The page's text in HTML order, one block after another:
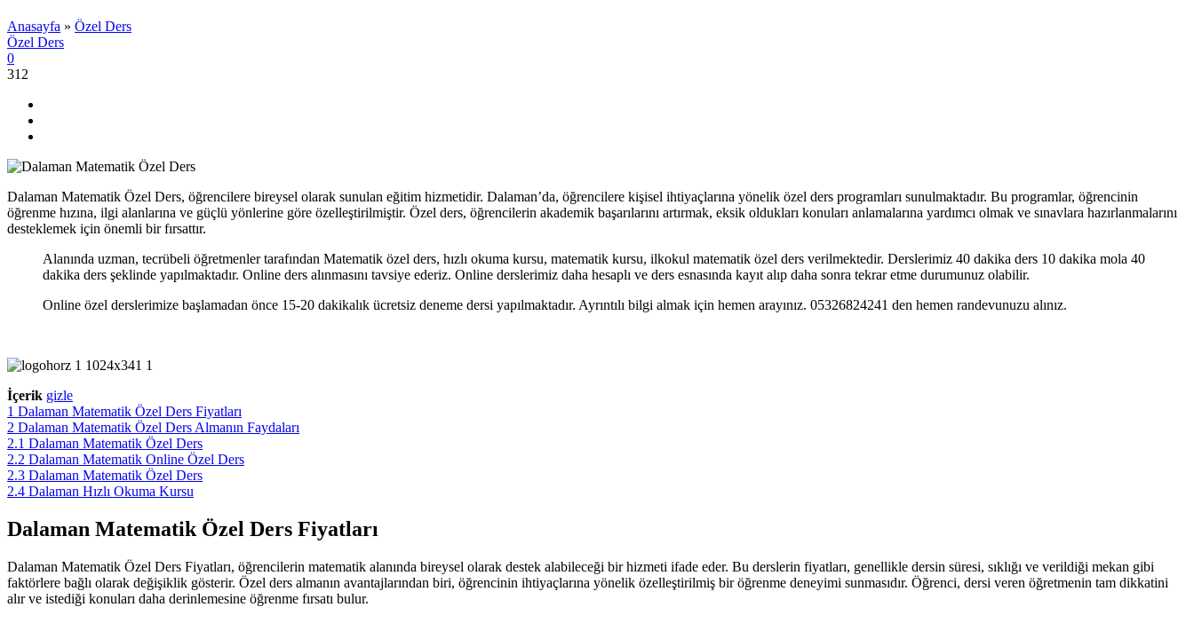
Anasayfa » Özel Ders
Özel Ders
0
312
Dalaman Matematik Özel Ders, öğrencilere bireysel olarak sunulan eğitim hizmetidir. Dalaman’da, öğrencilere kişisel ihtiyaçlarına yönelik özel ders programları sunulmaktadır. Bu programlar, öğrencinin
öğrenme hızına, ilgi alanlarına ve güçlü yönlerine göre özelleştirilmiştir. Özel ders, öğrencilerin akademik başarılarını artırmak, eksik oldukları konuları anlamalarına yardımcı olmak ve sınavlara hazırlanmalarını
desteklemek için önemli bir fırsattır.
Alanında uzman, tecrübeli öğretmenler tarafından Matematik özel ders, hızlı okuma kursu, matematik kursu, ilkokul matematik özel ders verilmektedir. Derslerimiz 40 dakika ders 10 dakika mola 40
dakika ders şeklinde yapılmaktadır. Online ders alınmasını tavsiye ederiz. Online derslerimiz daha hesaplı ve ders esnasında kayıt alıp daha sonra tekrar etme durumunuz olabilir.
Online özel derslerimize başlamadan önce 15-20 dakikalık ücretsiz deneme dersi yapılmaktadır. Ayrıntılı bilgi almak için hemen arayınız. 05326824241 den hemen randevunuzu alınız.
İçerik gizle
1 Dalaman Matematik Özel Ders Fiyatları
2 Dalaman Matematik Özel Ders Almanın Faydaları
2.1 Dalaman Matematik Özel Ders
2.2 Dalaman Matematik Online Özel Ders
2.3 Dalaman Matematik Özel Ders
2.4 Dalaman Hızlı Okuma Kursu
Dalaman Matematik Özel Ders Fiyatları
Dalaman Matematik Özel Ders Fiyatları, öğrencilerin matematik alanında bireysel olarak destek alabileceği bir hizmeti ifade eder. Bu derslerin fiyatları, genellikle dersin süresi, sıklığı ve verildiği mekan gibi
faktörlere bağlı olarak değişiklik gösterir. Özel ders almanın avantajlarından biri, öğrencinin ihtiyaçlarına yönelik özelleştirilmiş bir öğrenme deneyimi sunmasıdır. Öğrenci, dersi veren öğretmenin tam dikkatini
alır ve istediği konuları daha derinlemesine öğrenme fırsatı bulur.